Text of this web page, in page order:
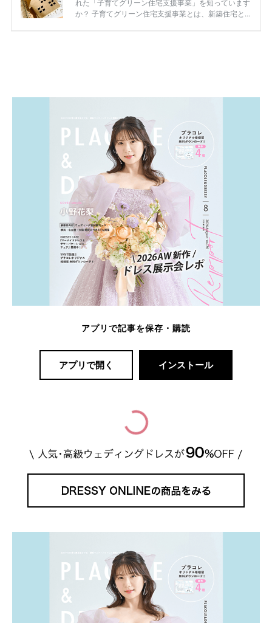
アプリで記事を保存・購読
アプリで開く インストール